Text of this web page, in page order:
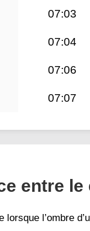
07:03
07:04
07:06
07:07
entre
lorsque l’ombre